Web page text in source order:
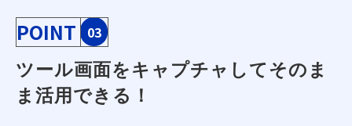
POINT 03
ツール画面をキャプチャしてそのま
ま活用できる！